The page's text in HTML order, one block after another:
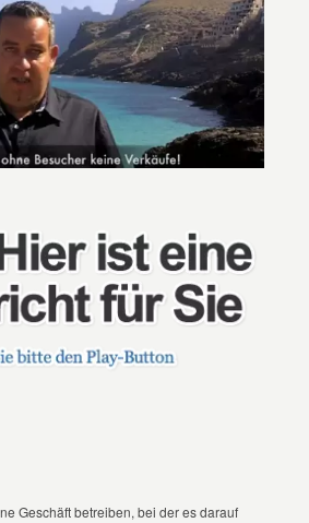
Geschäft betreiben, bei der es darauf